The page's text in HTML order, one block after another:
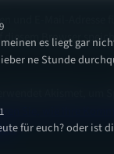
und E-Mail-Adresse
Browser
Akismet, um
Sie, wie Ihre
es liegt gar
ne Stunde
für euch? oder ist